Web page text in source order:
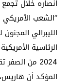
أنصاره خلال
“الشعب
الليبرالي
الرئاسية
2024 من
المؤكد أن